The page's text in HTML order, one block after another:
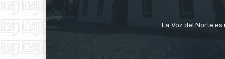
La Voz del Norte